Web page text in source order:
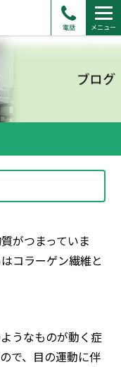
電話 メニュー
がつまっていま
コラーゲン繊維と
うなものが動く症
で、目の運動に伴